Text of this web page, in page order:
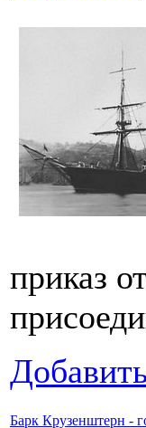
приказ
Барк Крузенштерн -